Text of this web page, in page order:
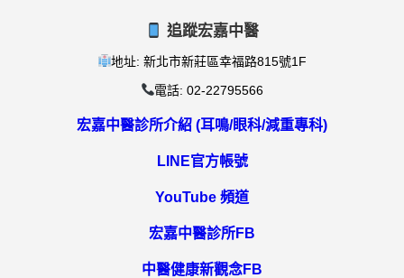
追蹤宏嘉中醫
地址: 新北市新莊區幸福路815號1F
電話: 02-22795566
宏嘉中醫診所介紹 (耳鳴/眼科/減重專科)
LINE官方帳號
YouTube 頻道
宏嘉中醫診所FB
中醫健康新觀念FB